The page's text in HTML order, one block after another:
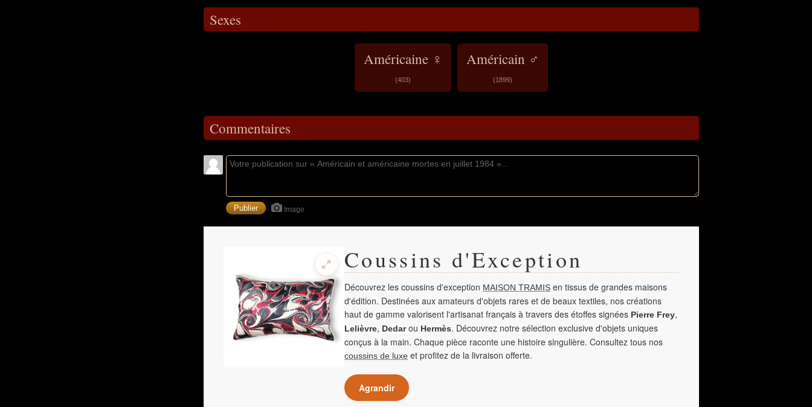
Sexes
Américaine ♀
(403)
Américain ♂
(1899)
Commentaires
Image
Coussins d'Exception
Découvrez les coussins d'exception MAISON TRAMIS en tissus de grandes maisons
d'édition. Destinées aux amateurs d'objets rares et de beaux textiles, nos créations
haut de gamme valorisent l'artisanat français à travers des étoffes signées Pierre Frey,
Lelièvre, Dedarou Hermès. Découvrez notre sélection exclusive d'objets uniques
conçus à la main. Chaque pièce raconte une histoire singulière. Consultez tous nos
coussins de luxe et profitez de la livraison offerte.
Agrandir